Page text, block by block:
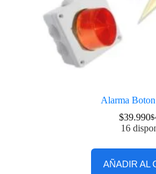
Alarma
$
$39.990
16
AÑADIR AL